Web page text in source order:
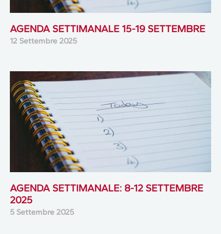
AGENDA SETTIMANALE 15-19 SETTEMBRE
12 Settembre 2025
AGENDA SETTIMANALE: 8-12 SETTEMBRE
2025
5 Settembre 2025